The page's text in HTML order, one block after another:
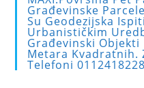
Građevinske
Su Geodezijska
Urbanističkim
Građevinski Objekti
Metara Kvadratnih.
Telefoni